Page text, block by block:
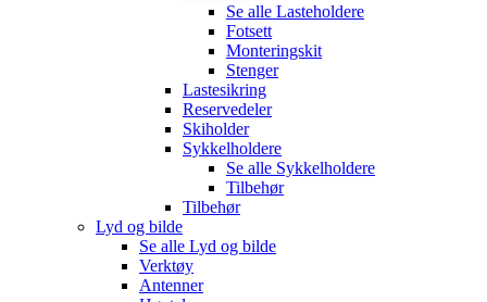
Se alle Lasteholdere
Fotsett
Monteringskit
Stenger
Lastesikring
Reservedeler
Skiholder
Sykkelholdere
Se alle Sykkelholdere
Tilbehør
Tilbehør
Lyd og bilde
Se alle Lyd og bilde
Verktøy
Antenner